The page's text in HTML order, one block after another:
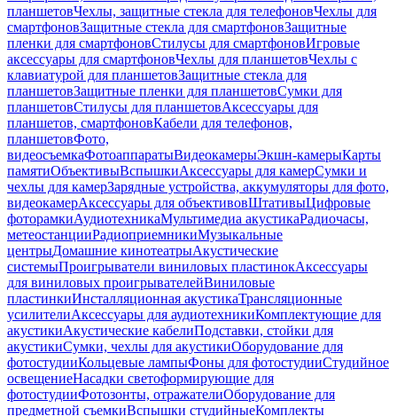
планшетовЧехлы, защитные стекла для телефоновЧехлы для
смартфоновЗащитные стекла для смартфоновЗащитные
пленки для смартфоновСтилусы для смартфоновИгровые
аксессуары для смартфоновЧехлы для планшетовЧехлы с
клавиатурой для планшетовЗащитные стекла для
планшетовЗащитные пленки для планшетовСумки для
планшетовСтилусы для планшетовАксессуары для
планшетов, смартфоновКабели для телефонов,
планшетовФото,
видеосъемкаФотоаппаратыВидеокамерыЭкшн-камерыКарты
памятиОбъективыВспышкиАксессуары для камерСумки и
чехлы для камерЗарядные устройства, аккумуляторы для фото,
видеокамерАксессуары для объективовШтативыЦифровые
фоторамкиАудиотехникаМультимедиа акустикаРадиочасы,
метеостанцииРадиоприемникиМузыкальные
центрыДомашние кинотеатрыАкустические
системыПроигрыватели виниловых пластинокАксессуары
для виниловых проигрывателейВиниловые
пластинкиИнсталляционная акустикаТрансляционные
усилителиАксессуары для аудиотехникиКомплектующие для
акустикиАкустические кабелиПодставки, стойки для
акустикиСумки, чехлы для акустикиОборудование для
фотостудииКольцевые лампыФоны для фотостудииСтудийное
освещениеНасадки светоформирующие для
фотостудииФотозонты, отражателиОборудование для
предметной съемкиВспышки студийныеКомплекты